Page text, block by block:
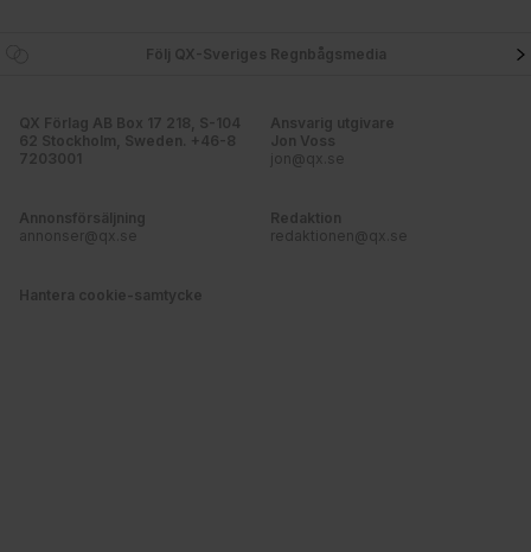
Följ QX-Sveriges Regnbågsmedia
QX Förlag AB Box 17 218, S-104
62 Stockholm, Sweden. +46-8
7203001
Ansvarig utgivare
Jon Voss
jon@qx.se
Annonsförsäljning
annonser@qx.se
Redaktion
redaktionen@qx.se
Hantera cookie-samtycke